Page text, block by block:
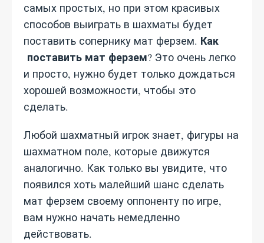
самых простых, но при этом красивых
способов выиграть в шахматы будет
поставить сопернику мат ферзем. Как
поставить мат ферзем? Это очень легко
и просто, нужно будет только дождаться
хорошей возможности, чтобы это
сделать.
Любой шахматный игрок знает, фигуры на
шахматном поле, которые движутся
аналогично. Как только вы увидите, что
появился хоть малейший шанс сделать
мат ферзем своему оппоненту по игре,
вам нужно начать немедленно
действовать.